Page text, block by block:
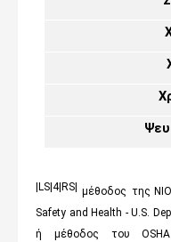
|LS|4|RS| μέθοδος της
Safety and Health - U.S.
ή
μέθοδος του